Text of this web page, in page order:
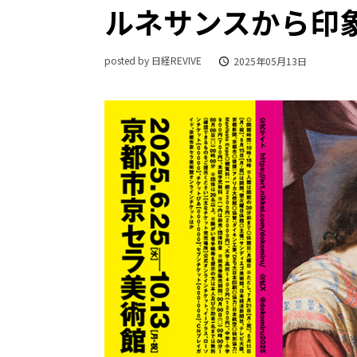
ルネサンスから印
posted by 日経REVIVE 2025年05月13日